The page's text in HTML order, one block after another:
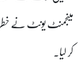
مینجمنٹ یونٹ نے
کر لیا۔